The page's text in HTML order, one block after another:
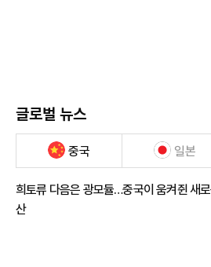
글로벌 뉴스
중국 일본
희토류 다음은 광모듈…중국이 움켜쥔 새
산